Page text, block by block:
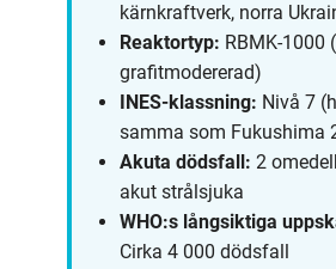
kärnkraftverk, norra
Reaktortyp: RBMK-1000
grafitmodererad)
INES-klassning: Nivå 7
samma som Fukushima
Akuta dödsfall: 2
akut strålsjuka
WHO:s långsiktiga
Cirka 4 000 dödsfall